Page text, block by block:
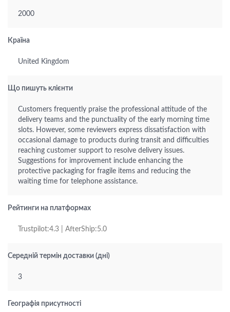
2000
Країна
United Kingdom
Що пишуть клієнти
Customers frequently praise the professional attitude of the
delivery teams and the punctuality of the early morning time
slots. However, some reviewers express dissatisfaction with
occasional damage to products during transit and difficulties
reaching customer support to resolve delivery issues.
Suggestions for improvement include enhancing the
protective packaging for fragile items and reducing the
waiting time for telephone assistance.
Рейтинги на платформах
Trustpilot:4.3 | AfterShip:5.0
Середній термін доставки (дні)
3
Географія присутності